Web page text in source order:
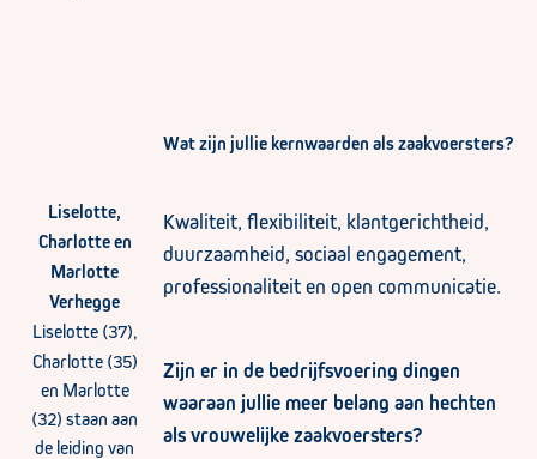
Liselotte,
Charlotte en
Marlotte
Verhegge
Liselotte (37),
Charlotte (35)
en Marlotte
(32) staan aan
de leiding van
Wat zijn jullie kernwaarden als zaakvoersters?
Kwaliteit, flexibiliteit, klantgerichtheid,
duurzaamheid, sociaal engagement,
professionaliteit en open communicatie.
Zijn er in de bedrijfsvoering dingen
waaraan jullie meer belang aan hechten
als vrouwelijke zaakvoersters?